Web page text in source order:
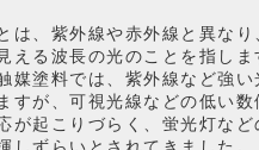
は、紫外線や赤外線と異なり
える波長の光のことを指しま
媒塗料では、紫外線など強い
すが、可視光線などの低い数
が起こりづらく、蛍光灯など